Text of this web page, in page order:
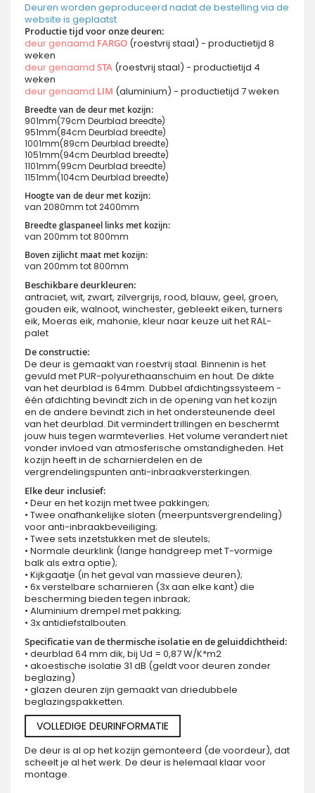
Deuren worden geproduceerd nadat de bestelling via de
website is geplaatst.
Productie tijd voor onze deuren:
deur genaamd FARGO (roestvrij staal) - productietijd 8
weken
deur genaamd STA (roestvrij staal) - productietijd 4
weken
deur genaamd LIM (aluminium) - productietijd 7 weken
Breedte van de deur met kozijn:
901mm(79cm Deurblad breedte)
951mm(84cm Deurblad breedte)
1001mm(89cm Deurblad breedte)
1051mm(94cm Deurblad breedte)
1101mm(99cm Deurblad breedte)
1151mm(104cm Deurblad breedte)
Hoogte van de deur met kozijn:
van 2080mm tot 2400mm
Breedte glaspaneel links met kozijn:
van 200mm tot 800mm
Boven zijlicht maat met kozijn:
van 200mm tot 800mm
Beschikbare deurkleuren:
antraciet, wit, zwart, zilvergrijs, rood, blauw, geel, groen,
gouden eik, walnoot, winchester, gebleekt eiken, turners
eik, Moeras eik, mahonie, kleur naar keuze uit het RAL-
palet
De constructie:
De deur is gemaakt van roestvrij staal. Binnenin is het
gevuld met PUR-polyurethaanschuim en hout. De dikte
van het deurblad is 64mm. Dubbel afdichtingssysteem -
één afdichting bevindt zich in de opening van het kozijn
en de andere bevindt zich in het ondersteunende deel
van het deurblad. Dit vermindert trillingen en beschermt
jouw huis tegen warmteverlies. Het volume verandert niet
vonder invloed van atmosferische omstandigheden. Het
kozijn heeft in de scharnierdelen en de
vergrendelingspunten anti-inbraakversterkingen.
Elke deur inclusief:
• Deur en het kozijn met twee pakkingen;
• Twee onafhankelijke sloten (meerpuntsvergrendeling)
voor anti-inbraakbeveiliging;
• Twee sets inzetstukken met de sleutels;
• Normale deurklink (lange handgreep met T-vormige
balk als extra optie);
• Kijkgaatje (in het geval van massieve deuren);
• 6x verstelbare scharnieren (3x aan elke kant) die
bescherming bieden tegen inbraak;
• Aluminium drempel met pakking;
• 3x antidiefstalbouten.
Specificatie van de thermische isolatie en de geluiddichtheid:
• deurblad 64 mm dik, bij Ud = 0,87 W/K*m2
• akoestische isolatie 31 dB (geldt voor deuren zonder
beglazing)
• glazen deuren zijn gemaakt van driedubbele
beglazingspakketten.
VOLLEDIGE DEURINFORMATIE
De deur is al op het kozijn gemonteerd (de voordeur), dat
scheelt je al het werk. De deur is helemaal klaar voor
montage.